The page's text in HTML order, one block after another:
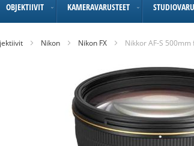
OBJEKTIIVIT KAMERAVARUSTEET
Nikon Nikon FX Nikkor AF-S 500mm